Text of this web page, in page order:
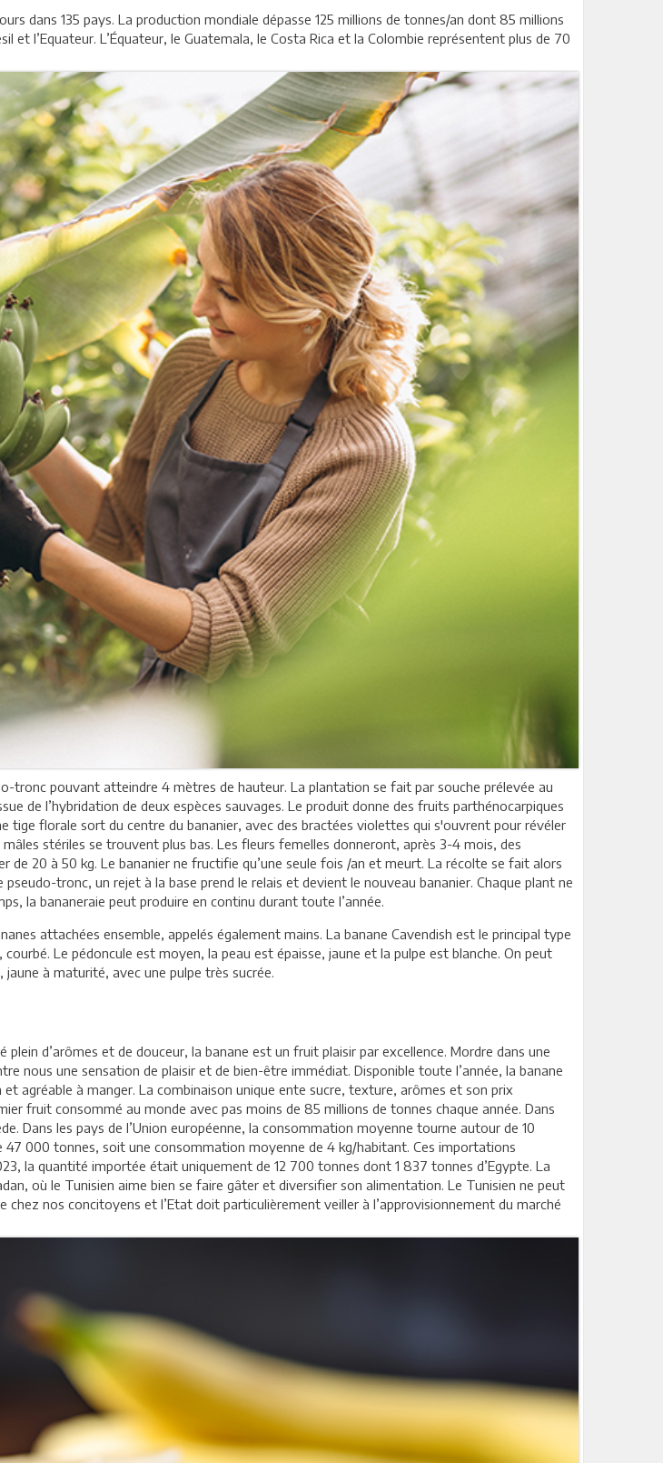
dans 135 pays. La production mondiale dépasse 125 millions de tonnes/an dont 85 millions
et l’Equateur. L’Équateur, le Guatemala, le Costa Rica et la Colombie représentent plus de 70
tronc pouvant atteindre 4 mètres de hauteur. La plantation se fait par souche prélevée au
de l’hybridation de deux espèces sauvages. Le produit donne des fruits parthénocarpiques
tige florale sort du centre du bananier, avec des bractées violettes qui s'ouvrent pour révéler
stériles se trouvent plus bas. Les fleurs femelles donneront, après 3-4 mois, des
de 20 à 50 kg. Le bananier ne fructifie qu’une seule fois /an et meurt. La récolte se fait alors
tronc, un rejet à la base prend le relais et devient le nouveau bananier. Chaque plant ne
la bananeraie peut produire en continu durant toute l’année.
attachées ensemble, appelés également mains. La banane Cavendish est le principal type
Le pédoncule est moyen, la peau est épaisse, jaune et la pulpe est blanche. On peut
à maturité, avec une pulpe très sucrée.
d’arômes et de douceur, la banane est un fruit plaisir par excellence. Mordre dans une
nous une sensation de plaisir et de bien-être immédiat. Disponible toute l’année, la banane
agréable à manger. La combinaison unique ente sucre, texture, arômes et son prix
fruit consommé au monde avec pas moins de 85 millions de tonnes chaque année. Dans
Dans les pays de l’Union européenne, la consommation moyenne tourne autour de 10
47 000 tonnes, soit une consommation moyenne de 4 kg/habitant. Ces importations
la quantité importée était uniquement de 12 700 tonnes dont 1 837 tonnes d’Egypte. La
où le Tunisien aime bien se faire gâter et diversifier son alimentation. Le Tunisien ne peut
chez nos concitoyens et l’Etat doit particulièrement veiller à l’approvisionnement du marché